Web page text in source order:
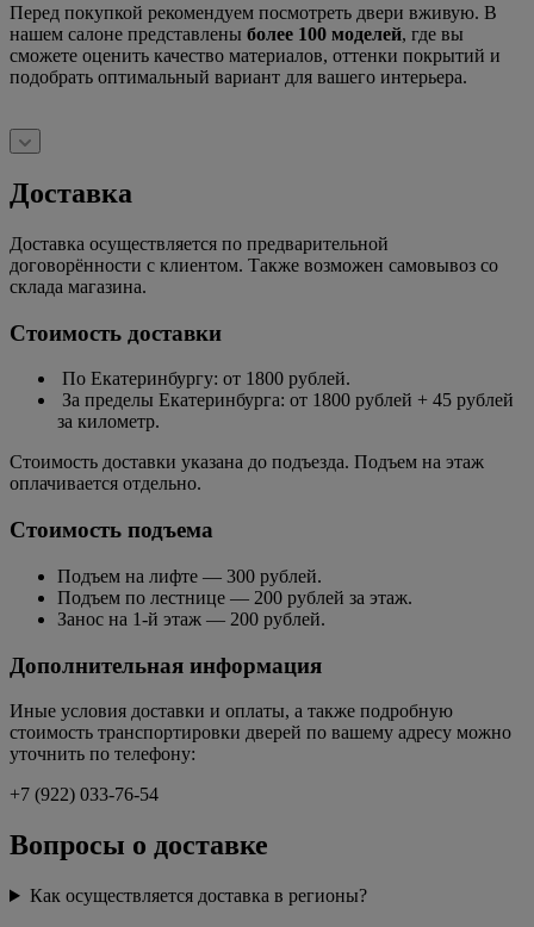
Перед покупкой рекомендуем посмотреть двери вживую. В
нашем салоне представлены более 100 моделей, где вы
сможете оценить качество материалов, оттенки покрытий и
подобрать оптимальный вариант для вашего интерьера.
Доставка
Доставка осуществляется по предварительной
договорённости с клиентом. Также возможен самовывоз со
склада магазина.
Стоимость доставки
По Екатеринбургу: от 1800 рублей.
За пределы Екатеринбурга: от 1800 рублей + 45 рублей
за километр.
Стоимость доставки указана до подъезда. Подъем на этаж
оплачивается отдельно.
Стоимость подъема
Подъем на лифте — 300 рублей.
Подъем по лестнице — 200 рублей за этаж.
Занос на 1-й этаж — 200 рублей.
Дополнительная информация
Иные условия доставки и оплаты, а также подробную
стоимость транспортировки дверей по вашему адресу можно
уточнить по телефону:
+7 (922) 033-76-54
Вопросы о доставке
Как осуществляется доставка в регионы?